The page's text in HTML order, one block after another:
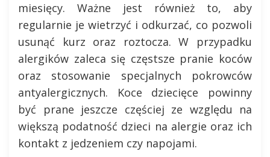
miesięcy. Ważne jest również to, aby
regularnie je wietrzyć i odkurzać, co pozwoli
usunąć kurz oraz roztocza. W przypadku
alergików zaleca się częstsze pranie koców
oraz stosowanie specjalnych pokrowców
antyalergicznych. Koce dziecięce powinny
być prane jeszcze częściej ze względu na
większą podatność dzieci na alergie oraz ich
kontakt z jedzeniem czy napojami.